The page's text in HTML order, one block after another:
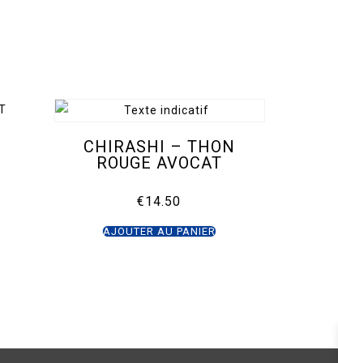
CHIRASHI – THON
ROUGE AVOCAT
€14.50
AJOUTER AU PANIER